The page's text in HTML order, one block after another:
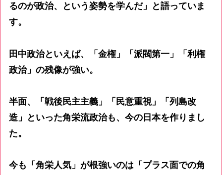
るのが政治、という姿勢を学んだ」と語っていま
す。
田中政治といえば、「金権」「派閥第一」「利権
政治」の残像が強い。
半面、「戦後民主主義」「民意重視」「列島改
造」といった角栄流政治も、今の日本を作りまし
た。
今も「角栄人気」が根強いのは「プラス面での角